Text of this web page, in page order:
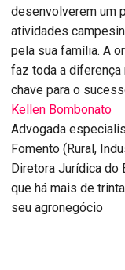
desenvolverem um
atividades
pela sua família. A
faz toda a
chave para o
Kellen Bombonato
Advogada
Fomento (Rural,
Diretora Jurídica do
que há mais de
seu agronegócio